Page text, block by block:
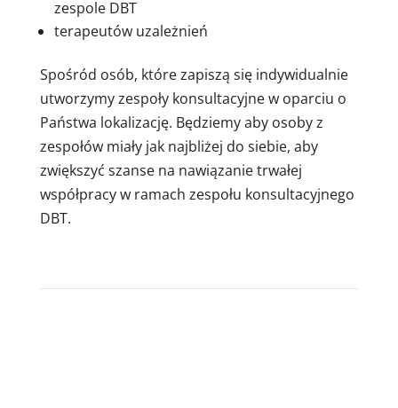
zespole DBT
terapeutów uzależnień
Spośród osób, które zapiszą się indywidualnie
utworzymy zespoły konsultacyjne w oparciu o
Państwa lokalizację. Będziemy aby osoby z
zespołów miały jak najbliżej do siebie, aby
zwiększyć szanse na nawiązanie trwałej
współpracy w ramach zespołu konsultacyjnego
DBT.